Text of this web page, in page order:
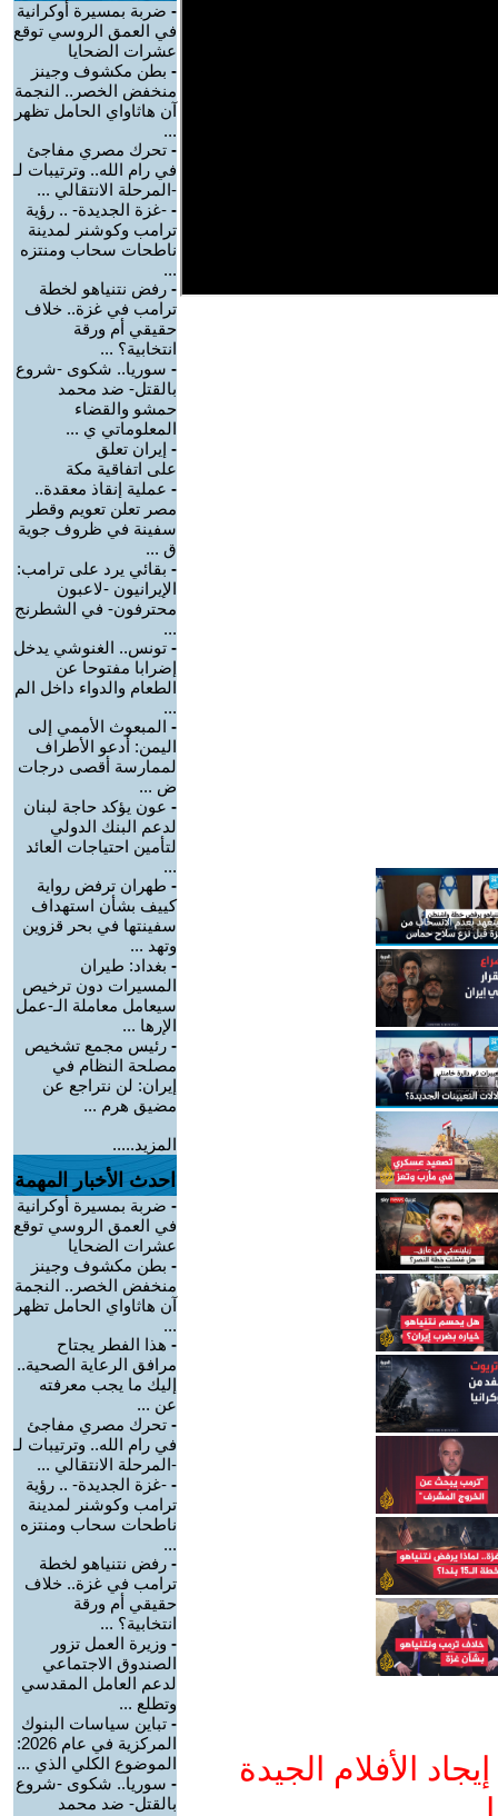
الأفلام الجيدة
- ضربة بمسيرة أوكرانية
في العمق الروسي توقع
عشرات الضحايا
- بطن مكشوف وجينز
منخفض الخصر.. النجمة
آن هاثاواي الحامل تظهر
...
- تحرك مصري مفاجئ
في رام الله.. وترتيبات لـ
-المرحلة الانتقالي ...
- -غزة الجديدة- .. رؤية
ترامب وكوشنر لمدينة
ناطحات سحاب ومنتزه
...
- رفض نتنياهو لخطة
ترامب في غزة.. خلاف
حقيقي أم ورقة
انتخابية؟ ...
- سوريا.. شكوى -شروع
بالقتل- ضد محمد
حمشو والقضاء
المعلوماتي ي ...
- إيران تعلق
على اتفاقية مكة
- عملية إنقاذ معقدة..
مصر تعلن تعويم وقطر
سفينة في ظروف جوية
ق ...
- بقائي يرد على ترامب:
الإيرانيون -لاعبون
محترفون- في الشطرنج
...
- تونس.. الغنوشي يدخل
إضرابا مفتوحا عن
الطعام والدواء داخل الم
...
- ‏المبعوث الأممي إلى
اليمن: أدعو الأطراف
لممارسة أقصى درجات
ض ...
- عون يؤكد حاجة لبنان
لدعم البنك الدولي
لتأمين احتياجات العائد
...
- طهران ترفض رواية
كييف بشأن استهداف
سفينتها في بحر قزوين
وتهد ...
- بغداد: طيران
المسيرات دون ترخيص
سيعامل معاملة الـ-عمل
الإرها ...
- رئيس مجمع تشخيص
مصلحة النظام في
إيران: لن نتراجع عن
مضيق هرم ...
المزيد.....
احدث الأخبار المهمة
- ضربة بمسيرة أوكرانية
في العمق الروسي توقع
عشرات الضحايا
- بطن مكشوف وجينز
منخفض الخصر.. النجمة
آن هاثاواي الحامل تظهر
...
- هذا الفطر يجتاح
مرافق الرعاية الصحية..
إليك ما يجب معرفته
عن ...
- تحرك مصري مفاجئ
في رام الله.. وترتيبات لـ
-المرحلة الانتقالي ...
- -غزة الجديدة- .. رؤية
ترامب وكوشنر لمدينة
ناطحات سحاب ومنتزه
...
- رفض نتنياهو لخطة
ترامب في غزة.. خلاف
حقيقي أم ورقة
انتخابية؟ ...
- وزيرة العمل تزور
الصندوق الاجتماعي
لدعم العامل المقدسي
وتطلع ...
- تباين سياسات البنوك
المركزية في عام 2026:
الموضوع الكلي الذي ...
- سوريا.. شكوى -شروع
بالقتل- ضد محمد